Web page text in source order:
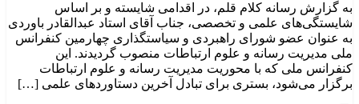
به گزارش رسانه کلام قلم، در اقدامی شایسته و بر اساس
شایستگی‌های علمی و تخصصی، جناب آقای استاد عبدالقادر باوردی
به عنوان عضو شورای راهبردی و سیاستگذاری چهارمین کنفرانس
ملی مدیریت رسانه و علوم ارتباطات منصوب گردیدند. این
کنفرانس ملی که با محوریت مدیریت رسانه و علوم ارتباطات
برگزار می‌شود، بستری برای تبادل آخرین دستاوردهای علمی […]